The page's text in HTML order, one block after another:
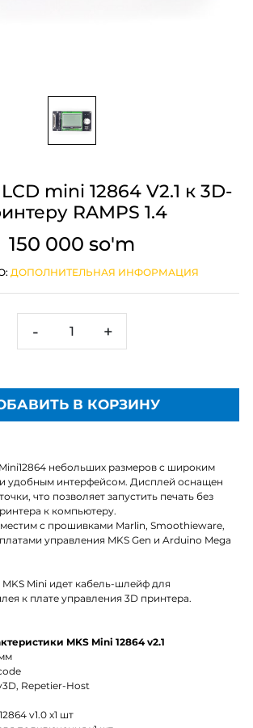
mini 12864 V2.1 к 3D-
RAMPS 1.4
150 000 so'm
ДОПОЛНИТЕЛЬНАЯ ИНФОРМАЦИЯ
- +
В КОРЗИНУ
небольших размеров с широким
удобным интерфейсом. Дисплей оснащен
что позволяет запустить печать без
к компьютеру.
с прошивками Marlin, Smoothieware,
управления MKS Gen и Arduino Mega
MKS Mini идет кабель-шлейф для
к плате управления 3D принтера.
MKS Mini 12864 v2.1
Repetier-Host
v1.0 х1 шт